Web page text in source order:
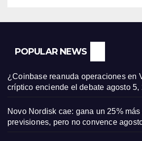
POPULAR NEWS
¿Coinbase reanuda operaciones en
críptico enciende el debate agosto 5,
Novo Nordisk cae: gana un 25%
previsiones, pero no convence